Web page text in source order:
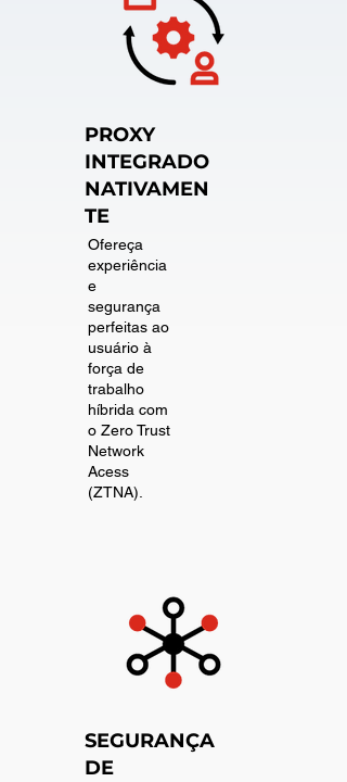
PROXY
INTEGRADO
NATIVAMEN
TE
Ofereça
experiência
e
segurança
perfeitas ao
usuário à
força de
trabalho
híbrida com
o Zero Trust
Network
Acess
(ZTNA).
SEGURANÇA
DE